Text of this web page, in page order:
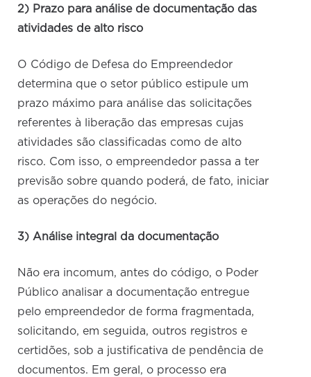
2) Prazo para análise de documentação das
atividades de alto risco
O Código de Defesa do Empreendedor
determina que o setor público estipule um
prazo máximo para análise das solicitações
referentes à liberação das empresas cujas
atividades são classificadas como de alto
risco. Com isso, o empreendedor passa a ter
previsão sobre quando poderá, de fato, iniciar
as operações do negócio.
3) Análise integral da documentação
Não era incomum, antes do código, o Poder
Público analisar a documentação entregue
pelo empreendedor de forma fragmentada,
solicitando, em seguida, outros registros e
certidões, sob a justificativa de pendência de
documentos. Em geral, o processo era